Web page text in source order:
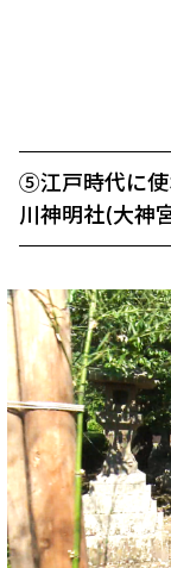
⑤江戸時代に使
川神明社(大神